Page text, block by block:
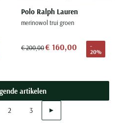
Polo Ralph Lauren
merinowol trui groen
€ 200,00€ 160,00
-
20%
artikelen
2
Page
3 Volgende